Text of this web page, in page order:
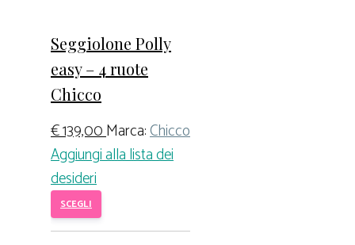
Seggiolone Polly
easy – 4 ruote
Chicco
€139,00Marca:Chicco
Aggiungi alla lista dei
desideri
SCEGLI